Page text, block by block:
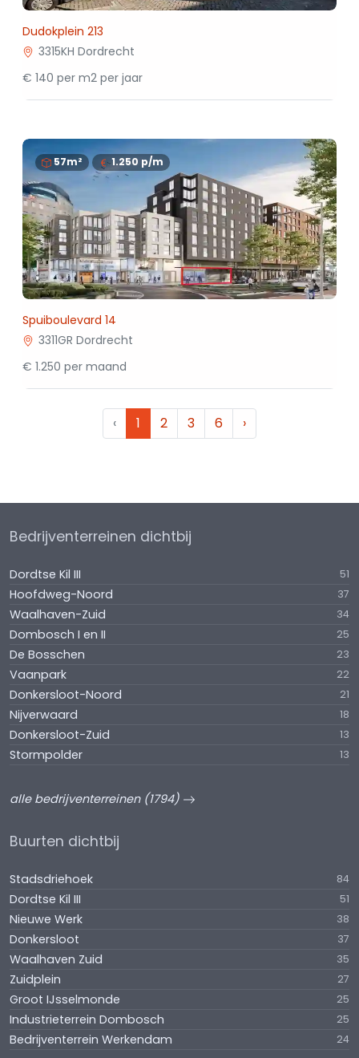
Dudokplein 213
3315KH Dordrecht
€ 140 per m2 per jaar
57m² 1.250 p/m
Spuiboulevard 14
3311GR Dordrecht
€ 1.250 per maand
‹ 1 2 3 6 ›
Bedrijventerreinen dichtbij
Dordtse Kil III 51
Hoofdweg-Noord 37
Waalhaven-Zuid 34
Dombosch I en II 25
De Bosschen 23
Vaanpark 22
Donkersloot-Noord 21
Nijverwaard 18
Donkersloot-Zuid 13
Stormpolder 13
alle bedrijventerreinen (1794)
Buurten dichtbij
Stadsdriehoek 84
Dordtse Kil III 51
Nieuwe Werk 38
Donkersloot 37
Waalhaven Zuid 35
Zuidplein 27
Groot IJsselmonde 25
Industrieterrein Dombosch 25
Bedrijventerrein Werkendam 24